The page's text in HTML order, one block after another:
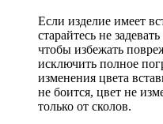
Если изделие имеет
старайтесь не
чтобы избежать
исключить полное
изменения цвета
не боится, цвет не
только от сколов.